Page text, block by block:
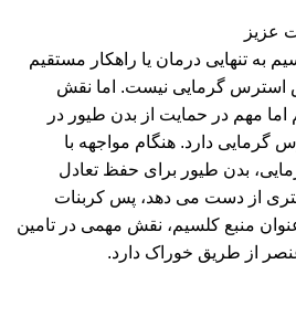
عزیز
به تنهایی درمان یا راهکار مستقیم
استرس گرمایی نیست. اما نقش
اما مهم در حمایت از بدن طیور در
گرمایی دارد. هنگام مواجهه با
بدن طیور برای حفظ تعادل
از دست می دهد، پس کربنات
منبع کلسیم، نقش مهمی در تامین
از طریق خوراک دارد.